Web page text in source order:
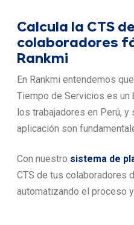
Calcula la CTS
colaboradores
Rankmi
En Rankmi entendemos
Tiempo de Servicios es un
los trabajadores en Perú,
aplicación son
Con nuestro sistema de
CTS de tus colaboradores
automatizando el proceso